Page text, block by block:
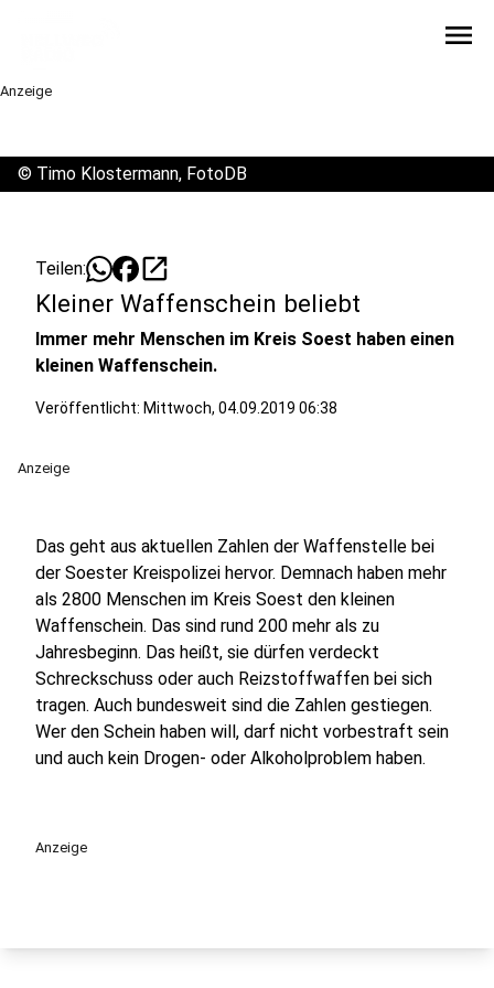
menu
Anzeige
© Timo Klostermann, FotoDB
Teilen: open_in_new
Kleiner Waffenschein beliebt
Immer mehr Menschen im Kreis Soest haben einen
kleinen Waffenschein.
Veröffentlicht: Mittwoch, 04.09.2019 06:38
Anzeige
Das geht aus aktuellen Zahlen der Waffenstelle bei
der Soester Kreispolizei hervor. Demnach haben mehr
als 2800 Menschen im Kreis Soest den kleinen
Waffenschein. Das sind rund 200 mehr als zu
Jahresbeginn. Das heißt, sie dürfen verdeckt
Schreckschuss oder auch Reizstoffwaffen bei sich
tragen. Auch bundesweit sind die Zahlen gestiegen.
Wer den Schein haben will, darf nicht vorbestraft sein
und auch kein Drogen- oder Alkoholproblem haben.
Anzeige